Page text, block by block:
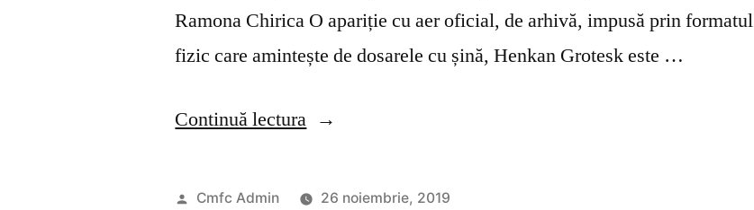
Ramona Chirica O apariție cu aer oficial, de arhivă, impusă prin formatul
fizic care amintește de dosarele cu șină, Henkan Grotesk este …
Continuă lectura„Notitele
CMFC
Publicat
Cmfc Admin
26 noiembrie, 2019